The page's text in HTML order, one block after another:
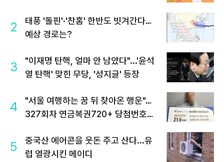
2
태풍 '돌핀'·'찬홈' 한반도 빗겨간다…
예상 경로는?
3
"이재명 탄핵, 얼마 안 남았다"...'윤석
열 탄핵' 맞힌 무당, '성지글' 등장
4
"서울 여행하는 꿈 뒤 찾아온 행운"…
327회차 연금복권720+ 당첨번호조
5
중국산 에어콘을 웃돈 주고 산다...유
럽 열광시킨 메이디